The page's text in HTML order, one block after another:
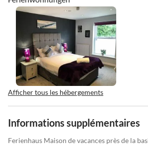
Afficher tous les hébergements
Informations supplémentaires
Ferienhaus Maison de vacances près de la